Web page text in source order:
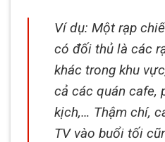
Ví dụ: Một rạp
có đối thủ là các
khác trong khu
cả các quán cafe,
kịch,… Thậm chí,
TV vào buổi tối